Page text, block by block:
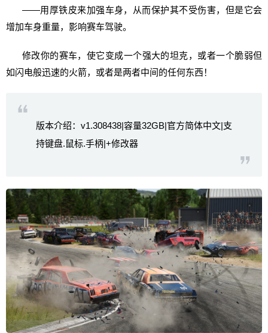
——用厚铁皮来加强车身，从而保护其不受伤害，但是它会
增加车身重量，影响赛车驾驶。
修改你的赛车，使它变成一个强大的坦克，或者一个脆弱但
如闪电般迅速的火箭，或者是两者中间的任何东西！
版本介绍：v1.308438|容量32GB|官方简体中文|支
持键盘.鼠标.手柄|+修改器